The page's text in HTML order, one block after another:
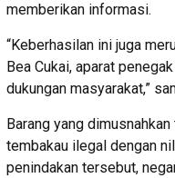
memberikan informasi.
“Keberhasilan ini juga
Bea Cukai, aparat
dukungan masyarakat,”
Barang yang
tembakau ilegal dengan
penindakan tersebut,